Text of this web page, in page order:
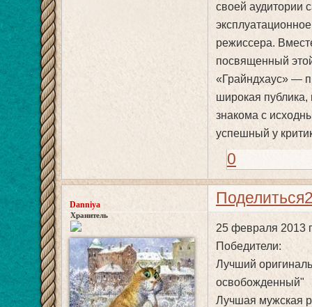
своей аудитории
режиссера.
посвященный
«Грайндхаус» —
широкая
знакома с
успешный у
0
Поделиться
Danniya
Хранитель
25 февраля 2013
Победители:
Лучший
освобожденный"
Лучшая мужская